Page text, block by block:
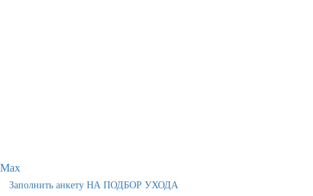
Max
Заполнить анкету НА ПОДБОР УХОДА